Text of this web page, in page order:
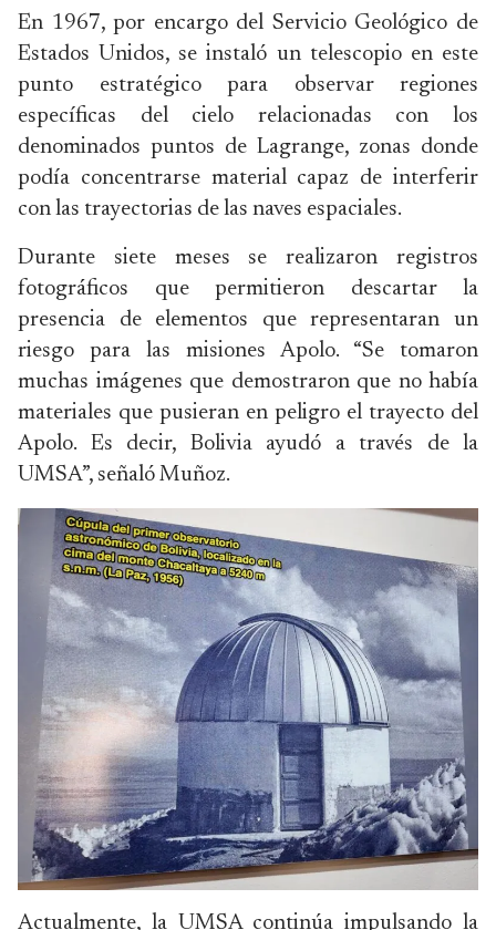
En 1967, por encargo del Servicio Geológico de
Estados Unidos, se instaló un telescopio en este
punto estratégico para observar regiones
específicas del cielo relacionadas con los
denominados puntos de Lagrange, zonas donde
podía concentrarse material capaz de interferir
con las trayectorias de las naves espaciales.
Durante siete meses se realizaron registros
fotográficos que permitieron descartar la
presencia de elementos que representaran un
riesgo para las misiones Apolo. “Se tomaron
muchas imágenes que demostraron que no había
materiales que pusieran en peligro el trayecto del
Apolo. Es decir, Bolivia ayudó a través de la
UMSA”, señaló Muñoz.
Actualmente, la UMSA continúa impulsando la